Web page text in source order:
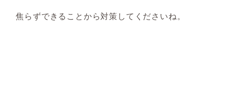
焦らずできることから対策してくださいね。